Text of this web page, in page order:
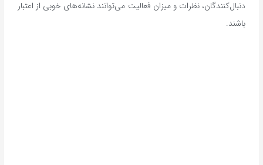
دنبال‌کنندگان، نظرات و میزان فعالیت می‌توانند نشانه‌های خوبی از اعتبار
باشند.